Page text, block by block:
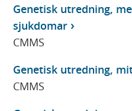
Genetisk utredning,
sjukdomar
CMMS
Genetisk utredning,
CMMS